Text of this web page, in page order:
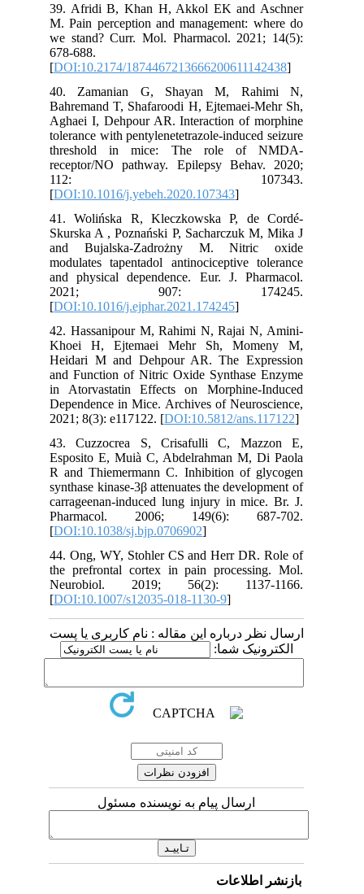
39. Afridi B, Khan H, Akkol EK and Aschner
M. Pain perception and management: where do
we stand? Curr. Mol. Pharmacol. 2021; 14(5):
678-688.
[DOI:10.2174/1874467213666200611142438
40. Zamanian G, Shayan M, Rahimi N,
Bahremand T, Shafaroodi H, Ejtemaei-Mehr Sh,
Aghaei I, Dehpour AR. Interaction of morphine
tolerance with pentylenetetrazole-induced seizure
threshold in mice: The role of NMDA-
receptor/NO pathway. Epilepsy Behav. 2020;
112: 107343.
[DOI:10.1016/j.yebeh.2020.107343
41. Wolińska R, Kleczkowska P, de Cordé-
Skurska A , Poznański P, Sacharczuk M, Mika J
and Bujalska-Zadrożny M. Nitric oxide
modulates tapentadol antinociceptive tolerance
and physical dependence. Eur. J. Pharmacol.
2021; 907: 174245.
[DOI:10.1016/j.ejphar.2021.174245
42. Hassanipour M, Rahimi N, Rajai N, Amini-
Khoei H, Ejtemaei Mehr Sh, Momeny M,
Heidari M and Dehpour AR. The Expression
and Function of Nitric Oxide Synthase Enzyme
in Atorvastatin Effects on Morphine-Induced
Dependence in Mice. Archives of Neuroscience,
2021; 8(3): e117122. [DOI:10.5812/ans.117122
43. Cuzzocrea S, Crisafulli C, Mazzon E,
Esposito E, Muià C, Abdelrahman M, Di Paola
R and Thiemermann C. Inhibition of glycogen
synthase kinase-3β attenuates the development of
carrageenan‐induced lung injury in mice. Br. J.
Pharmacol. 2006; 149(6): 687-702.
[DOI:10.1038/sj.bjp.0706902
44. Ong, WY, Stohler CS and Herr DR. Role of
the prefrontal cortex in pain processing. Mol.
Neurobiol. 2019; 56(2): 1137-1166.
[DOI:10.1007/s12035-018-1130-9
ارسال نظر درباره این مقاله : نام کاربری یا پست
الکترونیک شما:
ارسال پیام به نویسنده مسئول
بازنشر اطلاعات